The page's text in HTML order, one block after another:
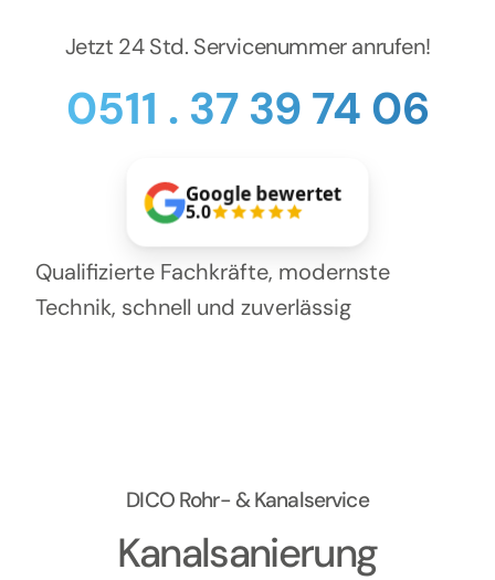
Jetzt 24 Std. Servicenummer anrufen!
0511 . 37 39 74 06
Google bewertet
5.0
Qualifizierte Fachkräfte, modernste
Technik, schnell und zuverlässig
DICO Rohr- & Kanalservice
Kanalsanierung